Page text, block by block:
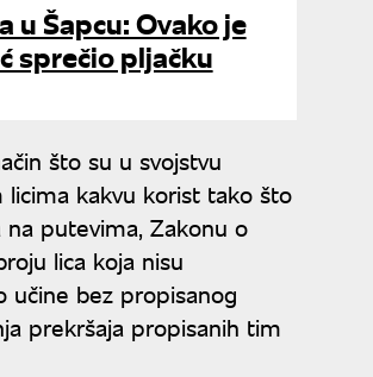
u Šapcu: Ovako je
sprečio pljačku
što su u svojstvu
licima kakvu korist tako što
putevima, Zakonu o
lica koja nisu
učine bez propisanog
prekršaja propisanih tim